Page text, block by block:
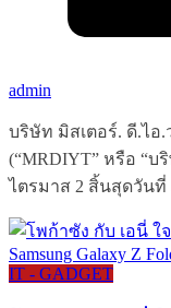
admin
บริษัท มิสเตอร์. ดี.ไอ
(“MRDIYT” หรือ “บ
ไตรมาส 2 สิ้นสุดวันที่
IT - GADGET